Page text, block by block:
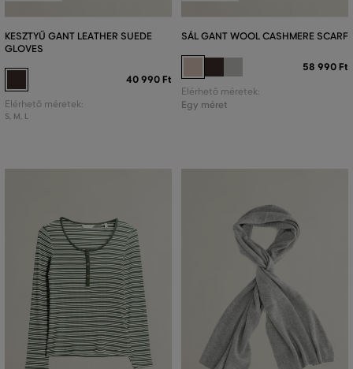
KESZTYŰ GANT LEATHER SUEDE
GLOVES
40 990 Ft
Elérhető méretek:
S, M L
SÁL GANT WOOL CASHMERE SCARF
58 990 Ft
Elérhető méretek:
Egy méret